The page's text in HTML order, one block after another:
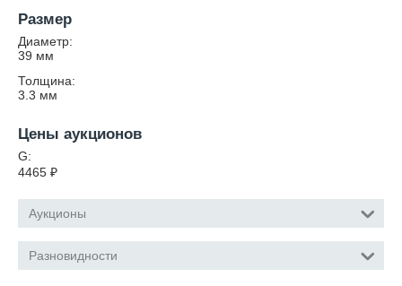
Размер
Диаметр:
39 мм
Толщина:
3.3 мм
Цены аукционов
G:
4465 ₽
Аукционы
Разновидности